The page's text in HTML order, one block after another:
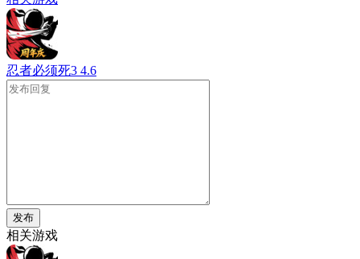
忍者必须死3 4.6
发布
相关游戏